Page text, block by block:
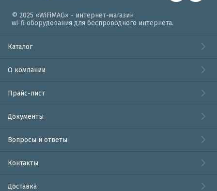
© 2025 «WiFiMAG» - интернет-магазин
wi-fi оборудования для беспроводного интернета.
Каталог
О компании
Прайс-лист
Документы
Вопросы и ответы
Контакты
Доставка